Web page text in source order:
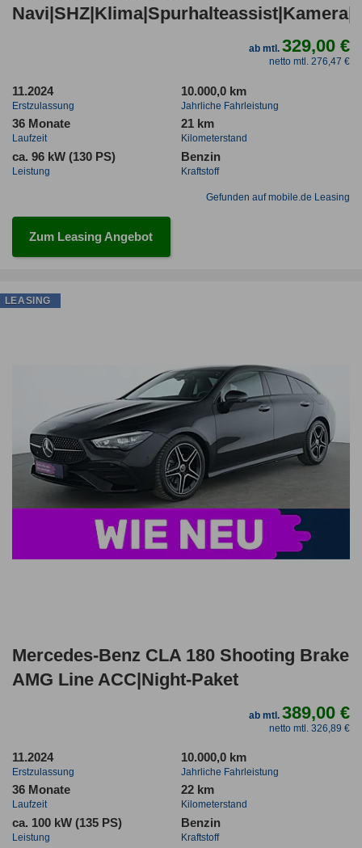
ab mtl.329,00 €
netto mtl. 276,47 €
11.2024
Erstzulassung
10.000,0 km
Jahrliche Fahrleistung
36 Monate
Laufzeit
21 km
Kilometerstand
ca. 96 kW (130 PS)
Leistung
Benzin
Kraftstoff
Gefunden auf mobile.de Leasing
Zum Leasing Angebot
Mercedes-Benz CLA 180 Shooting Brake
AMG Line ACC|Night-Paket
ab mtl.389,00 €
netto mtl. 326,89 €
11.2024
Erstzulassung
10.000,0 km
Jahrliche Fahrleistung
36 Monate
Laufzeit
22 km
Kilometerstand
ca. 100 kW (135 PS)
Leistung
Benzin
Kraftstoff
LEASING